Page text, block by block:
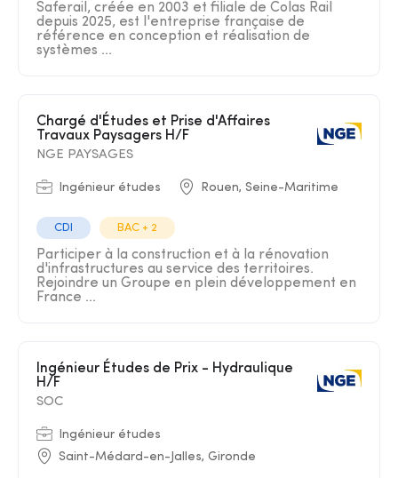
Saferail, créée en 2003 et filiale de Colas Rail
depuis 2025, est l'entreprise française de
référence en conception et réalisation de
systèmes ...
Chargé d'Études et Prise d'Affaires
Travaux Paysagers H/F
NGE PAYSAGES
Ingénieur études Rouen, Seine-Maritime
CDI BAC + 2
Participer à la construction et à la rénovation
d'infrastructures au service des territoires.
Rejoindre un Groupe en plein développement en
France ...
H/F
SOC
Ingénieur études
Saint-Médard-en-Jalles, Gironde